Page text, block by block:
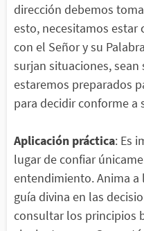
dirección debemos
esto, necesitamos
con el Señor y su
surjan situaciones,
estaremos preparados
para decidir conforme a
Aplicación práctica: Es
lugar de confiar
entendimiento. Anima
guía divina en las
consultar los principios